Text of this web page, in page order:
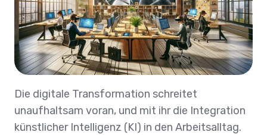
Die digitale Transformation schreitet
unaufhaltsam voran, und mit ihr die Integration
künstlicher Intelligenz (KI) in den Arbeitsalltag.